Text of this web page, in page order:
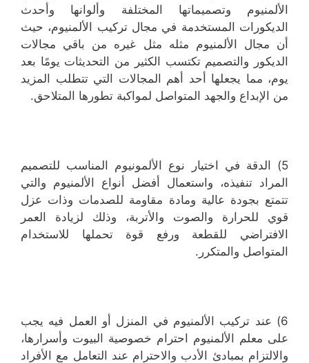
الألمنيوم وتصميماتها المختلفة وألوانها وأحدث
الديكورات المستخدمة في مجال تركيب الألمنيوم، حيث
أن مجال الألمنيوم مثله مثل غيره من باقي مجالات
الديكور والتصميم تكتسب الكثير من التحديثات يومًا بعد
يوم، مما يجعلها أحد أهم المجالات التي تتطلب المزيد
من الإبداع والجهد المتواصل لمواكبة تطورها المتلاحق.
5) الدقة في اختيار نوع الألمونيوم المناسب للتصميم
المراد تنفيذه، واستعمال أفضل أنواع الألمنيوم والتي
تتمتع بجودة عالية ومادة مقاومة للصدمات وذات عزل
قوي للحرارة والصوت والأتربة، وذلك لزيادة العمر
الافتراضي للقطعة ورفع قوة تحملها للاستخدام
المتواصل والمتكرر.
6) عند تركيب الألمنيوم في المنزل أو العمل فيه يجب
على معلم الألمنيوم احترام خصوصية البيوت وأسرارها،
والالتزام بمبادئ الأدب والاحترام عند التعامل مع الأفراد